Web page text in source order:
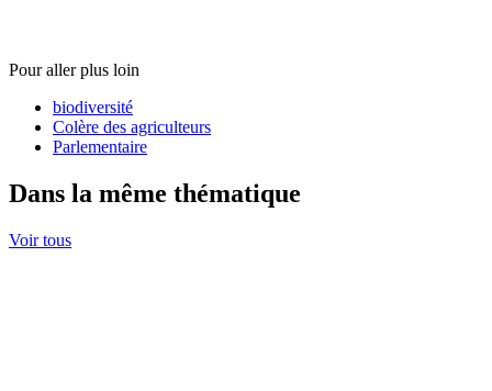
Pour aller plus loin
biodiversité
Colère des agriculteurs
Parlementaire
Dans la même thématique
Voir tous